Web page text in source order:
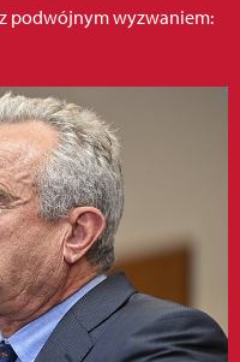
podwójnym wyzwaniem: